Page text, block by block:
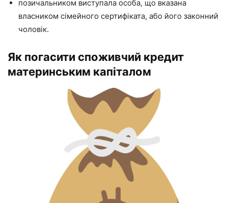
позичальником виступала особа, що вказана
власником сімейного сертифіката, або його законний
чоловік.
Як погасити споживчий кредит
материнським капіталом